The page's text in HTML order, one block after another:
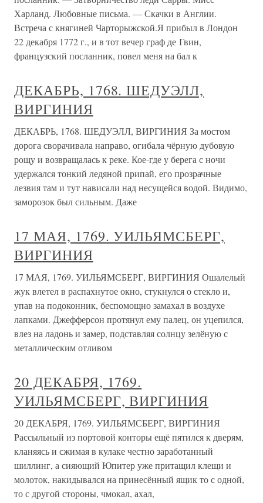
Харланд. Любовные письма. — Скачки в Англии.
Встреча с княгиней Чарторыжской.Я прибыл в Лондон
22 декабря 1772 г., и в тот вечер граф де Гвин,
французский посланник, повел меня на бал к
ДЕКАБРЬ, 1768. ШЕДУЭЛЛ,
ВИРГИНИЯ
ДЕКАБРЬ, 1768. ШЕДУЭЛЛ, ВИРГИНИЯ За мостом
дорога сворачивала направо, огибала чёрную дубовую
рощу и возвращалась к реке. Кое-где у берега с ночи
удержался тонкий ледяной припай, его прозрачные
лезвия там и тут нависали над несущейся водой. Видимо,
заморозок был сильным. Даже
17 МАЯ, 1769. УИЛЬЯМСБЕРГ,
ВИРГИНИЯ
17 МАЯ, 1769. УИЛЬЯМСБЕРГ, ВИРГИНИЯ Ошалелый
жук влетел в распахнутое окно, стукнулся о стекло и,
упав на подоконник, беспомощно замахал в воздухе
лапками. Джефферсон протянул ему палец, он уцепился,
влез на ладонь и замер, подставляя солнцу зелёную с
металлическим отливом
20 ДЕКАБРЯ, 1769.
УИЛЬЯМСБЕРГ, ВИРГИНИЯ
20 ДЕКАБРЯ, 1769. УИЛЬЯМСБЕРГ, ВИРГИНИЯ
Рассыльный из портовой конторы ещё пятился к дверям,
кланяясь и сжимая в кулаке честно заработанный
шиллинг, а сияющий Юпитер уже притащил клещи и
молоток, накидывался на принесённый ящик то с одной,
то с другой стороны, чмокал, ахал,